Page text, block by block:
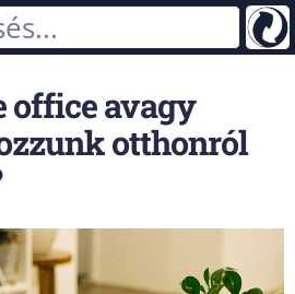
office avagy
otthonról